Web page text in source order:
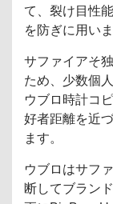
て、裂け目性
を防ぎに用い
サファイアそ
ため、少数個
ウブロ時計コ
好者距離を近
ます。
ウブロはサフ
断してブラン